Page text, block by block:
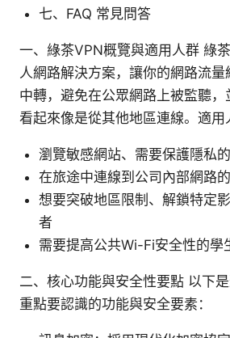
七、FAQ 常見問答
一、綠茶VPN概覽與適用人群 綠
人網路解決方案，讓你的網路流
中轉，避免在公眾網路上被監聽
看起來像是從其他地區連線。適用
瀏覽敏感網站、需要保護隱私
在旅途中連線到公司內部網路
想要突破地區限制、解鎖特定
者
需要提高公共Wi-Fi安全性的學
二、核心功能與安全性要點 以下是
重點要認識的功能與安全要素：